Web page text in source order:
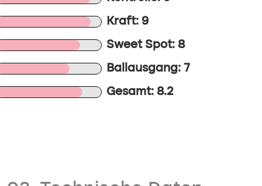
Kraft: 9
Sweet Spot: 8
Ballausgang: 7
Gesamt: 8.2